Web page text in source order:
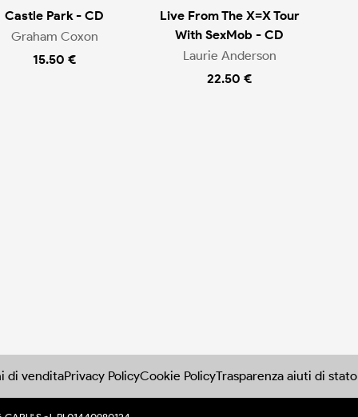
Castle Park - CD
Graham Coxon
15.50 €
Live From The X=X Tour
With SexMob - CD
Laurie Anderson
22.50 €
di venditaPrivacy PolicyCookie PolicyTrasparenza aiuti di stato